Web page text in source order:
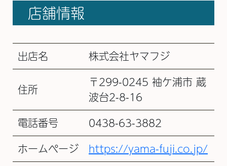
店舗情報
出店名 株式会社ヤマフジ
住所
〒299-0245 袖ケ浦市 蔵
波台2-8-16
電話番号
0438-63-3882
ホームページ
https://yama-fuji.co.jp/